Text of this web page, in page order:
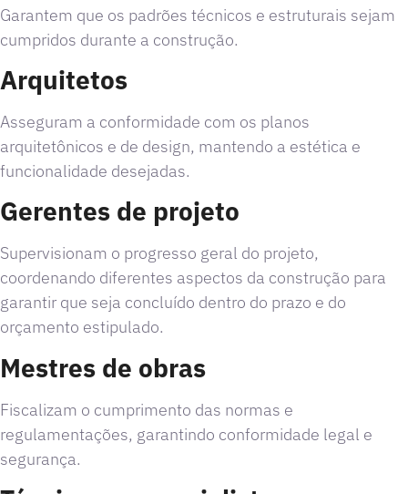
Garantem que os padrões técnicos e estruturais sejam
cumpridos durante a construção.
Arquitetos
Asseguram a conformidade com os planos
arquitetônicos e de design, mantendo a estética e
funcionalidade desejadas.
Gerentes de projeto
Supervisionam o progresso geral do projeto,
coordenando diferentes aspectos da construção para
garantir que seja concluído dentro do prazo e do
orçamento estipulado.
Mestres de obras
Fiscalizam o cumprimento das normas e
regulamentações, garantindo conformidade legal e
segurança.